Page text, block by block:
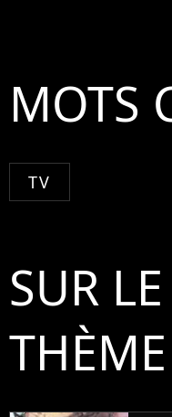
MOTS
TV
SUR
THÈME